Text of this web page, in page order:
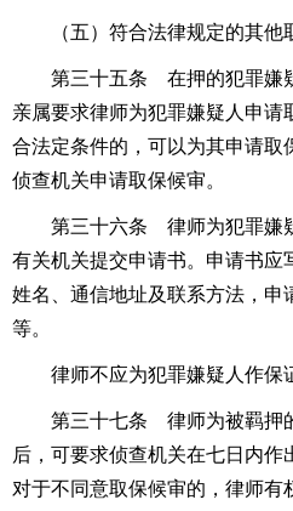
（五）符合法律规定的其他取
第三十五条 在押的犯罪嫌疑
亲属要求律师为犯罪嫌疑人申请
合法定条件的，可以为其申请取
侦查机关申请取保候审。
第三十六条 律师为犯罪嫌疑
有关机关提交申请书。申请书应
姓名、通信地址及联系方法，申
等。
律师不应为犯罪嫌疑人作保
第三十七条 律师为被羁押的
后，可要求侦查机关在七日内作
对于不同意取保候审的，律师有